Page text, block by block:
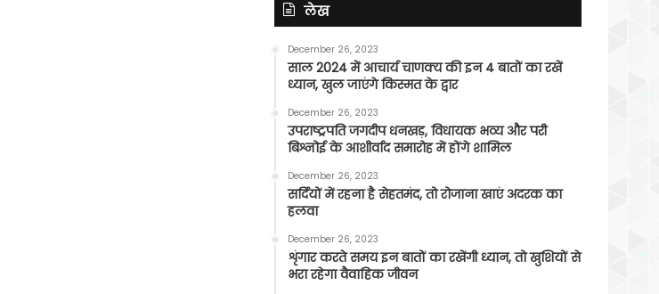
लेख
December 26, 2023
साल 2024 में आचार्य चाणक्य की इन 4 बातों का रखें
ध्यान, खुल जाएंगे किस्मत के द्वार
December 26, 2023
उपराष्ट्रपति जगदीप धनखड़, विधायक भव्य और परी
बिश्नोई के आशीर्वाद समारोह में होंगे शामिल
December 26, 2023
सर्दियों में रहना है सेहतमंद, तो रोजाना खाएं अदरक का
हलवा
December 26, 2023
शृंगार करते समय इन बातों का रखेंगी ध्यान, तो खुशियों से
भरा रहेगा वैवाहिक जीवन